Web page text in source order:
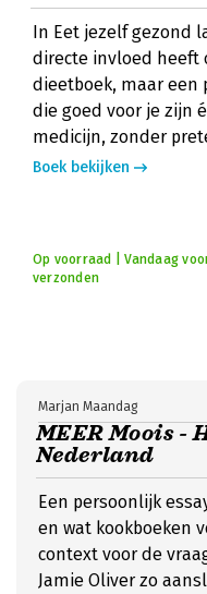
In Eet jezelf gezond
directe invloed heeft
dieetboek, maar een
die goed voor je zijn
medicijn, zonder
Boek bekijken
Op voorraad | Vandaag
verzonden
MEER Moois -
Nederland
Marjan Maandag
Een persoonlijk
en wat kookboeken
context voor de
Jamie Oliver zo